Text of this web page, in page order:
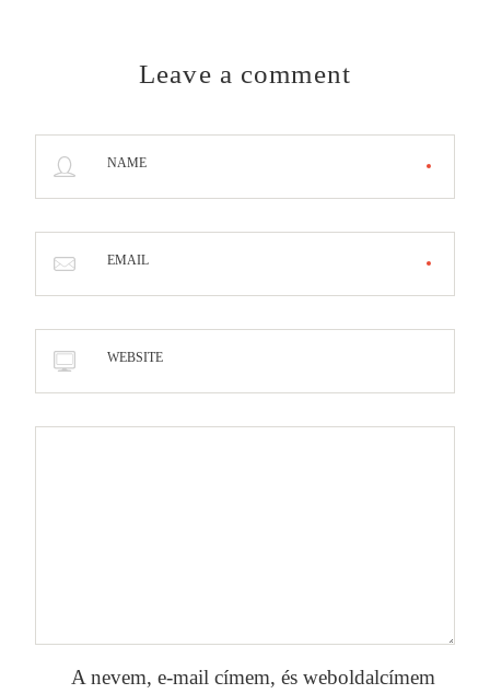
Leave a comment
NAME
EMAIL
WEBSITE
A nevem, e-mail címem, és weboldalcímem